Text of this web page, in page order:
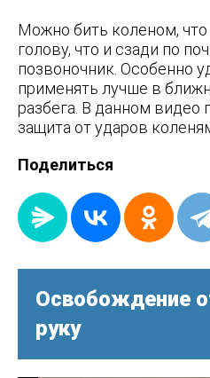
Можно бить коленом, что
голову, что и сзади по
позвоночник. Особенно
применять лучше в
разбега. В данном видео
защита от ударов
Поделиться
Освобождение
руку